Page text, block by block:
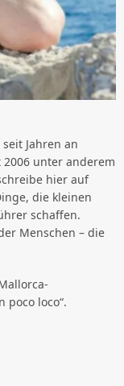
seit Jahren an
unter anderem
hier auf
die kleinen
schaffen.
Menschen – die
poco loco“.